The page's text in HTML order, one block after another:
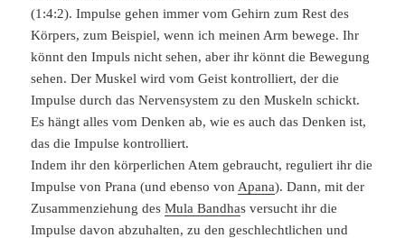
(1:4:2). Impulse gehen immer vom Gehirn zum Rest des
Körpers, zum Beispiel, wenn ich meinen Arm bewege. Ihr
könnt den Impuls nicht sehen, aber ihr könnt die Bewegung
sehen. Der Muskel wird vom Geist kontrolliert, der die
Impulse durch das Nervensystem zu den Muskeln schickt.
Es hängt alles vom Denken ab, wie es auch das Denken ist,
das die Impulse kontrolliert.
Indem ihr den körperlichen Atem gebraucht, reguliert ihr die
Impulse von Prana (und ebenso von Apana). Dann, mit der
Zusammenziehung desMula Bandhas versucht ihr die
Impulse davon abzuhalten, zu den geschlechtlichen und